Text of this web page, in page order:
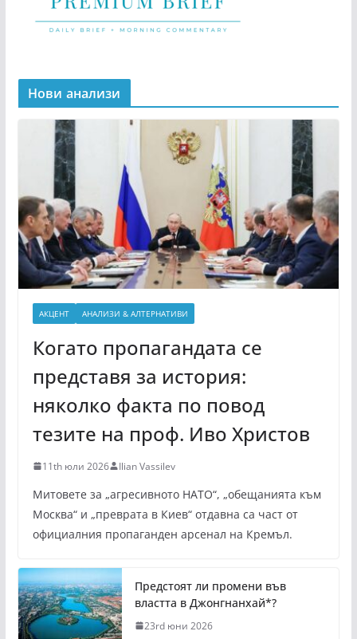
Нови анализи
АКЦЕНТ АНАЛИЗИ & АЛТЕРНАТИВИ
Когато пропагандата се
представя за история:
няколко факта по повод
тезите на проф. Иво Христов
11th юли 2026 Ilian Vassilev
Митовете за „агресивното НАТО“, „обещанията към
Москва“ и „преврата в Киев“ отдавна са част от
официалния пропаганден арсенал на Кремъл.
Предстоят ли промени във
властта в Джонгнанхай*?
23rd юни 2026